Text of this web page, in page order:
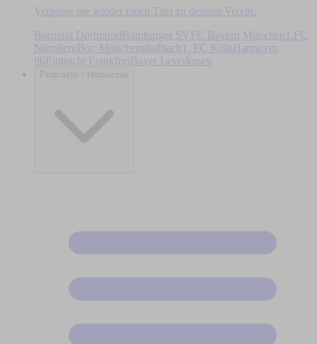
Verpasse nie wieder einen Titel zu deinem Verein.
Borussia DortmundHamburger SV FC Bayern München
1.FC
Nürnberg Bor. Mönchengladbach 1. FC Köln
Hannover
96Eintracht Frankfurt Bayer Leverkusen
Podcasts / Hörbücher